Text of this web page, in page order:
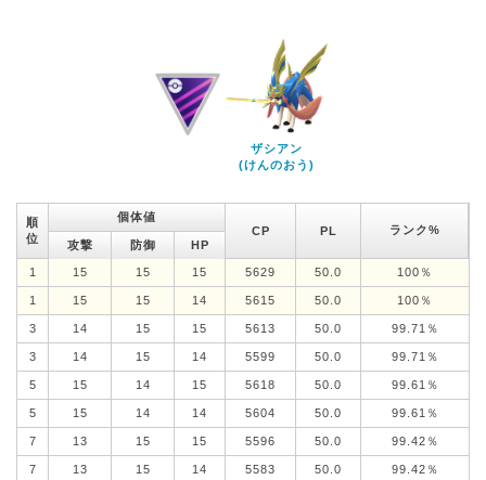
ザシアン
(けんのおう)
順
位
個体値
CP
PL
ランク%
攻撃
防御 HP
1 15 15 15 5629 50.0 100％
1 15 15 14 5615 50.0 100％
3 14 15 15 5613 50.0 99.71％
3 14 15 14 5599 50.0 99.71％
5 15 14 15 5618 50.0 99.61％
5 15 14 14 5604 50.0 99.61％
7 13 15 15 5596 50.0 99.42％
7 13 15 14 5583 50.0 99.42％